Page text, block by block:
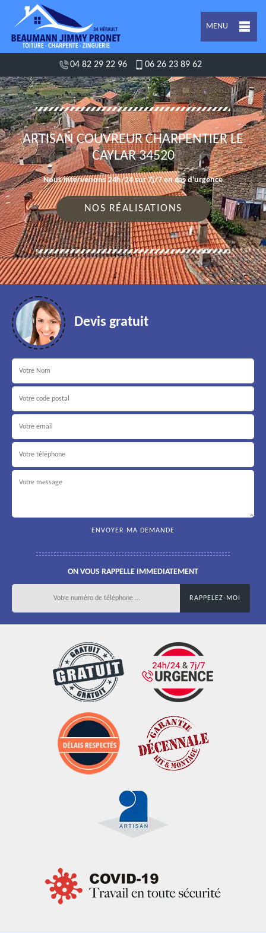
MENU
04 82 29 22 96 06 26 23 89 62
ARTISAN COUVREUR CHARPENTIER LE
CAYLAR 34520
Nous intervenons 24h/24 sur 7j/7 en cas d'urgence
NOS RÉALISATIONS
Devis gratuit
ON VOUS RAPPELLE IMMEDIATEMENT